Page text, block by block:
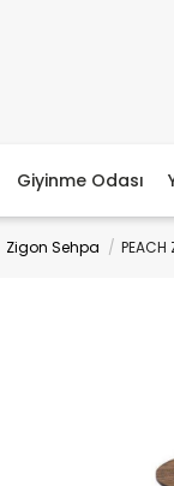
Giyinme Odası
Zigon Sehpa PEACH